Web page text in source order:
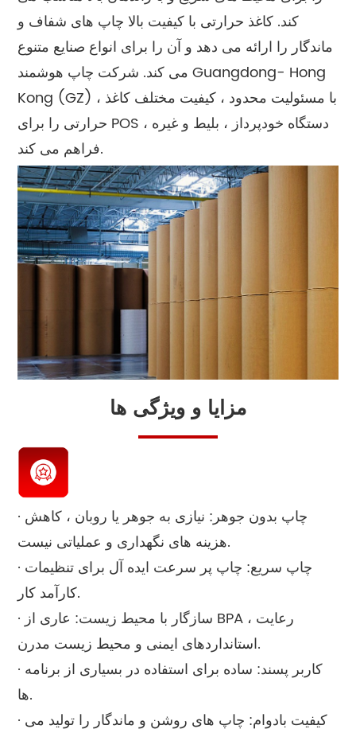
کند. کاغذ حرارتی با کیفیت بالا چاپ های شفاف و
ماندگار را ارائه می دهد و آن را برای انواع صنایع متنوع
می کند. شرکت چاپ هوشمند Guangdong- Hong
Kong (GZ) ، با مسئولیت محدود ، کیفیت مختلف کاغذ
حرارتی را برای POS ، دستگاه خودپرداز ، بلیط و غیره
فراهم می کند.
مزایا و ویژگی ها
· چاپ بدون جوهر: نیازی به جوهر یا روبان ، کاهش
هزینه های نگهداری و عملیاتی نیست.
· چاپ سریع: چاپ پر سرعت ایده آل برای تنظیمات
کارآمد کار.
· سازگار با محیط زیست: عاری از BPA ، رعایت
استانداردهای ایمنی و محیط زیست مدرن.
· کاربر پسند: ساده برای استفاده در بسیاری از برنامه
ها.
· کیفیت بادوام: چاپ های روشن و ماندگار را تولید می